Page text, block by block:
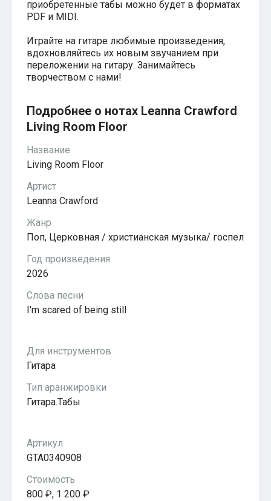
Красавица и чудовище
из мультфильмов Disney
Ноты из аниме
Ходячий замок Хаула
Для обучения
1-ой класс обучения
Для детского сада
Ноты для младшей группы
Ноты для средней группы
Духовная музыка
Пасхальные ноты
Госпел
из компьютерных игр
Friday Night Funkin’
Super Mario Bros.
для различных игр
Minecraft
Five Nights at Freddy’s
Популярное
Бесплатные
приобретенные табы можно будет в форматах
PDF и MIDI.
Играйте на гитаре любимые произведения,
вдохновляйтесь их новым звучанием при
переложении на гитару. Занимайтесь
творчеством с нами!
Подробнее о нотах Leanna Crawford
Living Room Floor
Название
Living Room Floor
Артист
Leanna Crawford
Жанр
Поп, Церковная / христианская музыка/ госпел
Год произведения
2026
Слова песни
I'm scared of being still
Для инструментов
Гитара
Тип аранжировки
Гитара.Табы
Артикул
GTA0340908
Стоимость
800 ₽, 1 200 ₽